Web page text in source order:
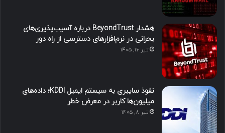
هشدار BeyondTrust درباره آسیب‌پذیری‌های
بحرانی در نرم‌افزارهای دسترسی از راه دور
تیر ۱۶, ۱۴۰۵
نفوذ سایبری به سیستم ایمیل KDDI؛ داده‌های
میلیون‌ها کاربر در معرض خطر
تیر ۸, ۱۴۰۵